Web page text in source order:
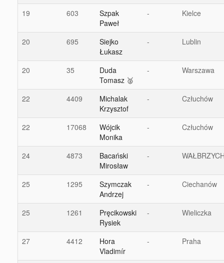
19 603
Szpak
Paweł
- Kielce
20 695
Siejko
Łukasz
- Lublin
20 35
Duda
Tomasz 🥈
- Warszawa
22 4409
Michalak
Krzysztof
- Człuchów
22 17068
Wójcik
Monika
- Człuchów
24 4873
Bacański
Mirosław
-
25 1295
Szymczak
Andrzej
- Ciechanów
25 1261
Pręcikowski
Rysiek
- Wieliczka
27 4412
Hora
Vladimír
- Praha